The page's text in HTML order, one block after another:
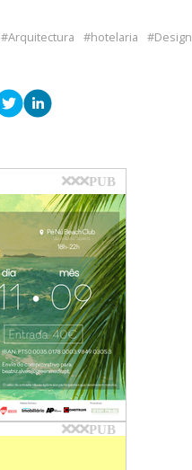
Arquitectura hotelaria Design
PUB
PUB